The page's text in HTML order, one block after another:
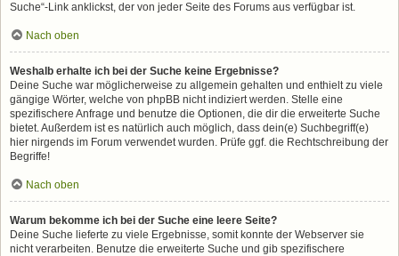
Suche“-Link anklickst, der von jeder Seite des Forums aus verfügbar ist.
Nach oben
Weshalb erhalte ich bei der Suche keine Ergebnisse?
Deine Suche war möglicherweise zu allgemein gehalten und enthielt zu viele
gängige Wörter, welche von phpBB nicht indiziert werden. Stelle eine
spezifischere Anfrage und benutze die Optionen, die dir die erweiterte Suche
bietet. Außerdem ist es natürlich auch möglich, dass dein(e) Suchbegriff(e)
hier nirgends im Forum verwendet wurden. Prüfe ggf. die Rechtschreibung der
Begriffe!
Nach oben
Warum bekomme ich bei der Suche eine leere Seite?
Deine Suche lieferte zu viele Ergebnisse, somit konnte der Webserver sie
nicht verarbeiten. Benutze die erweiterte Suche und gib spezifischere